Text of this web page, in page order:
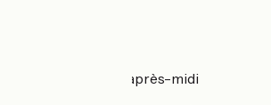
Pouilly : vendredi après-midi